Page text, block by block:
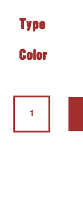
Type
Color
Softie®FLEX
Lefty®
Menge